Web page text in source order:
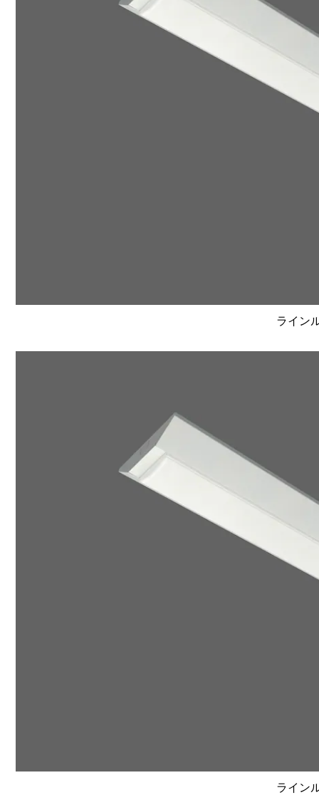
ライン
ライン